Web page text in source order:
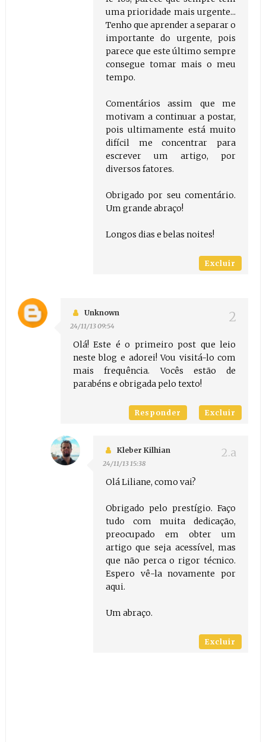
uma prioridade mais urgente...
Tenho que aprender a separar o
importante do urgente, pois
parece que este último sempre
consegue tomar mais o meu
tempo.
Comentários assim que me
motivam a continuar a postar,
pois ultimamente está muito
difícil me concentrar para
escrever um artigo, por
diversos fatores.
Obrigado por seu comentário.
Um grande abraço!
Longos dias e belas noites!
Excluir
Unknown
24/11/13 09:54
Olá! Este é o primeiro post que leio
neste blog e adorei! Vou visitá-lo com
mais frequência. Vocês estão de
parabéns e obrigada pelo texto!
Responder Excluir
Kleber Kilhian
24/11/13 15:38
Olá Liliane, como vai?
Obrigado pelo prestígio. Faço
tudo com muita dedicação,
preocupado em obter um
artigo que seja acessível, mas
que não perca o rigor técnico.
Espero vê-la novamente por
aqui.
Um abraço.
Excluir